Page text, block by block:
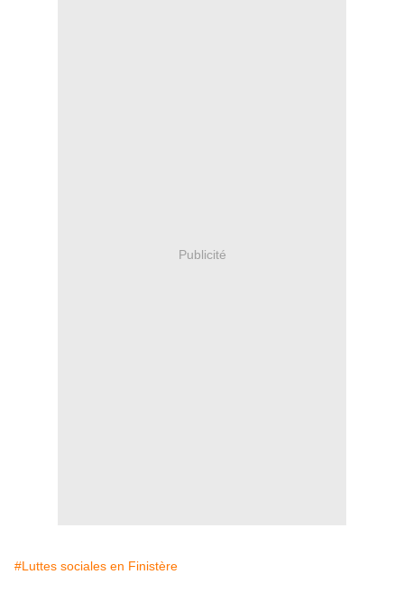
Publicité
#Luttes sociales en Finistère